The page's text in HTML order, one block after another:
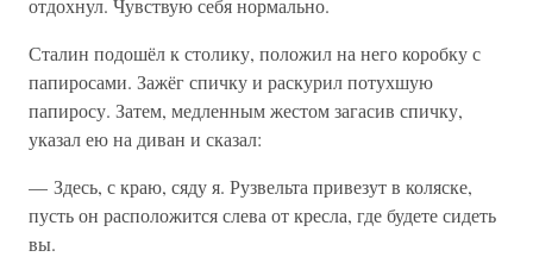
отдохнул. Чувствую себя нормально.
Сталин подошёл к столику, положил на него коробку с
папиросами. Зажёг спичку и раскурил потухшую
папиросу. Затем, медленным жестом загасив спичку,
указал ею на диван и сказал:
— Здесь, с краю, сяду я. Рузвельта привезут в коляске,
пусть он расположится слева от кресла, где будете сидеть
вы.